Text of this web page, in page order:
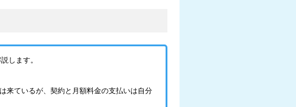
します。
来ているが、契約と月額料金の支払いは自分